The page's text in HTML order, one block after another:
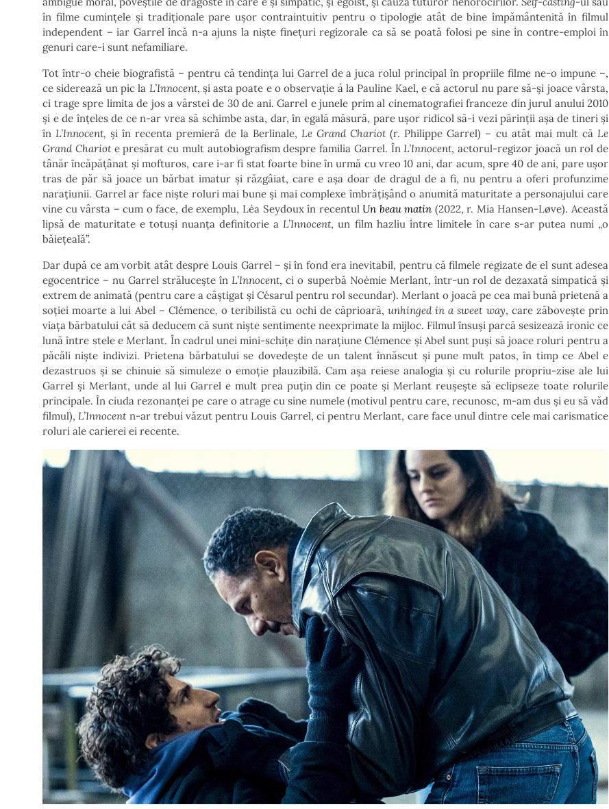
în filme cumințele și tradiționale pare ușor contraintuitiv pentru o tipologie atât de bine împământenită în filmul
independent – iar Garrel încă n-a ajuns la niște finețuri regizorale ca să se poată folosi pe sine în contre-emploi în
genuri care-i sunt nefamiliare.
Tot într-o cheie biografistă – pentru că tendința lui Garrel de a juca rolul principal în propriile filme ne-o impune –,
ce siderează un pic la L’Innocent, și asta poate e o observație à la Pauline Kael, e că actorul nu pare să-și joace vârsta,
ci trage spre limita de jos a vârstei de 30 de ani. Garrel e junele prim al cinematografiei franceze din jurul anului 2010
și e de înțeles de ce n-ar vrea să schimbe asta, dar, în egală măsură, pare ușor ridicol să-i vezi părinții așa de tineri și
înL’Innocent, și în recenta premieră de la Berlinale, Le Grand Chariot(r. Philippe Garrel) – cu atât mai mult căLe
Grand Chariot e presărat cu mult autobiografism despre familia Garrel. ÎnL’Innocent, actorul-regizor joacă un rol de
tânăr încăpățânat și mofturos, care i-ar fi stat foarte bine în urmă cu vreo 10 ani, dar acum, spre 40 de ani, pare ușor
tras de păr să joace un bărbat imatur și răzgâiat, care e așa doar de dragul de a fi, nu pentru a oferi profunzime
narațiunii. Garrel ar face niște roluri mai bune și mai complexe îmbrățișând o anumită maturitate a personajului care
vine cu vârsta – cum o face, de exemplu, Léa Seydoux în recentul Un beau matin (2022, r. Mia Hansen-Løve). Această
lipsă de maturitate e totuși nuanța definitorie aL’Innocent, un film hazliu între limitele în care s-ar putea numi „o
băiețeală”.
Dar după ce am vorbit atât despre Louis Garrel – și în fond era inevitabil, pentru că filmele regizate de el sunt adesea
egocentrice – nu Garrel strălucește înL’Innocent, ci o superbă Noémie Merlant, într-un rol de dezaxată simpatică și
extrem de animată (pentru care a câștigat și Césarul pentru rol secundar). Merlant o joacă pe cea mai bună prietenă a
soției moarte a lui Abel – Clémence, o teribilistă cu ochi de căprioară, unhinged in a sweet way, care zăbovește prin
viața bărbatului cât să deducem că sunt niște sentimente neexprimate la mijloc. Filmul însuși parcă sesizează ironic ce
lună între stele e Merlant. În cadrul unei mini-schițe din narațiune Clémence și Abel sunt puși să joace roluri pentru a
păcăli niște indivizi. Prietena bărbatului se dovedește de un talent înnăscut și pune mult patos, în timp ce Abel e
dezastruos și se chinuie să simuleze o emoție plauzibilă. Cam așa reiese analogia și cu rolurile propriu-zise ale lui
Garrel și Merlant, unde al lui Garrel e mult prea puțin din ce poate și Merlant reușește să eclipseze toate rolurile
principale. În ciuda rezonanței pe care o atrage cu sine numele (motivul pentru care, recunosc, m-am dus și eu să văd
filmul),L’Innocent n-ar trebui văzut pentru Louis Garrel, ci pentru Merlant, care face unul dintre cele mai carismatice
roluri ale carierei ei recente.